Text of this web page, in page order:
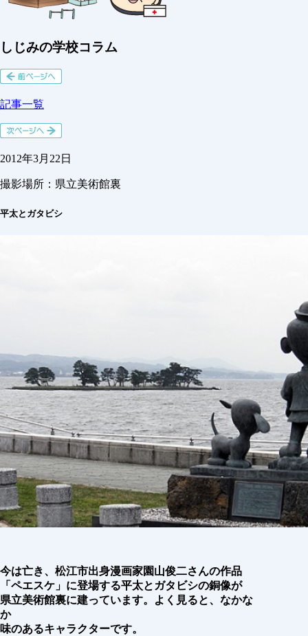
しじみの学校コラム
記事一覧
2012年3月22日
撮影場所： 県立美術館裏
平太とガタビシ
今は亡き、松江市出身漫画家園山俊二さんの作品
「ペエスケ」に登場する平太とガタビシの銅像が
県立美術館裏に建っています。よく見ると、なかな
か
味のあるキャラクターです。